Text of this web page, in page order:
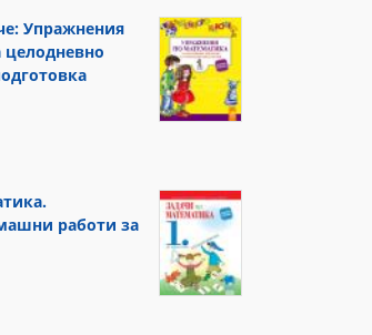
Упражнения
целодневно
работи за